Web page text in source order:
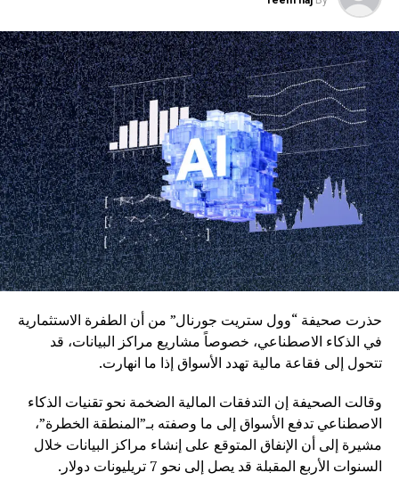
للعقود طويلة الأجل.
حذرت صحيفة “وول ستريت جورنال” من أن الطفرة الاستثمارية
في الذكاء الاصطناعي، خصوصاً مشاريع مراكز البيانات، قد
تتحول إلى فقاعة مالية تهدد الأسواق إذا ما انهارت.
وقالت الصحيفة إن التدفقات المالية الضخمة نحو تقنيات الذكاء
الاصطناعي تدفع الأسواق إلى ما وصفته بـ”المنطقة الخطرة”،
مشيرة إلى أن الإنفاق المتوقع على إنشاء مراكز البيانات خلال
السنوات الأربع المقبلة قد يصل إلى نحو 7 تريليونات دولار.